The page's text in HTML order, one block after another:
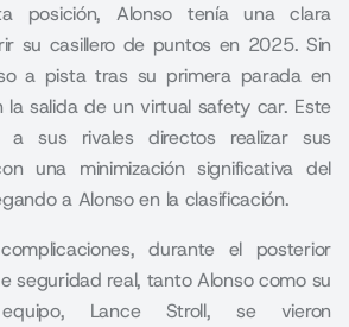
posición, Alonso tenía una clara
su casillero de puntos en 2025. Sin
a pista tras su primera parada en
la salida de un virtual safety car. Este
a sus rivales directos realizar sus
una minimización significativa del
a Alonso en la clasificación.
durante el posterior
seguridad real, tanto Alonso como su
Lance Stroll, se vieron